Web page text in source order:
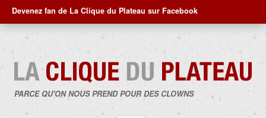
Devenez fan de La Clique du Plateau sur Facebook
PARCE QU'ON NOUS PREND POUR DES CLOWNS